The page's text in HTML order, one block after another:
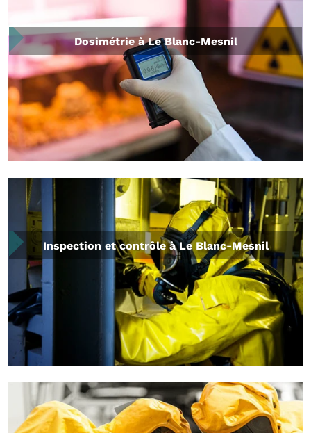
Dosimétrie à Le Blanc-Mesnil
Inspection et contrôle à Le Blanc-Mesnil